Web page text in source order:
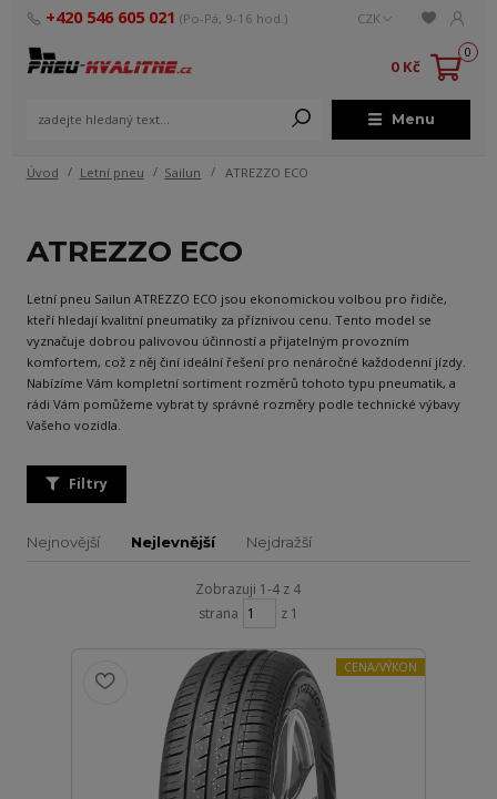
Menu
CZK
+420 546 605 021 (Po-Pá, 9-16 hod.)
0
0 Kč
Úvod Letní pneu Sailun ATREZZO ECO
ATREZZO ECO
Letní pneu Sailun ATREZZO ECO jsou ekonomickou volbou pro řidiče,
kteří hledají kvalitní pneumatiky za příznivou cenu. Tento model se
vyznačuje dobrou palivovou účinností a přijatelným provozním
komfortem, což z něj činí ideální řešení pro nenáročné každodenní jízdy.
Nabízíme Vám kompletní sortiment rozměrů tohoto typu pneumatik, a
rádi Vám pomůžeme vybrat ty správné rozměry podle technické výbavy
Vašeho vozidla.
Filtry
Nejnovější Nejlevnější Nejdražší
Zobrazuji 1-4 z 4
strana
z 1
CENA/VÝKON